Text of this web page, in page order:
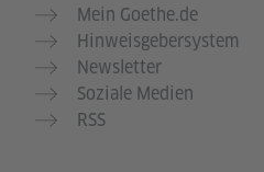
Mein Goethe.de
Hinweisgebersystem
Newsletter
Soziale Medien
RSS